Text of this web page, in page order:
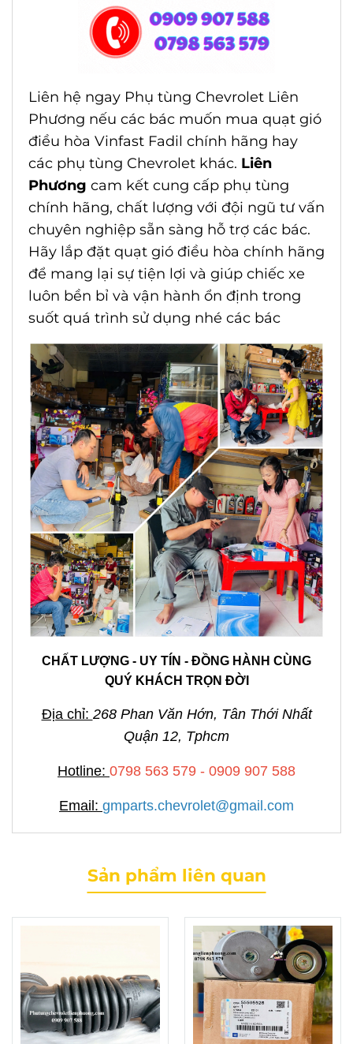
Liên hệ ngay Phụ tùng Chevrolet Liên
Phương nếu các bác muốn mua quạt gió
điều hòa Vinfast Fadil chính hãng hay
các phụ tùng Chevrolet khác. Liên
Phương cam kết cung cấp phụ tùng
chính hãng, chất lượng với đội ngũ tư vấn
chuyên nghiệp sẵn sàng hỗ trợ các bác.
Hãy lắp đặt quạt gió điều hòa chính hãng
để mang lại sự tiện lợi và giúp chiếc xe
luôn bền bỉ và vận hành ổn định trong
suốt quá trình sử dụng nhé các bác
CHẤT LƯỢNG - UY TÍN - ĐỒNG HÀNH CÙNG
QUÝ KHÁCH TRỌN ĐỜI
Địa chỉ: 268 Phan Văn Hớn, Tân Thới Nhất
Quận 12, Tphcm
Hotline: 0798 563 579 - 0909 907 588
Email: gmparts.chevrolet@gmail.com
Sản phẩm liên quan